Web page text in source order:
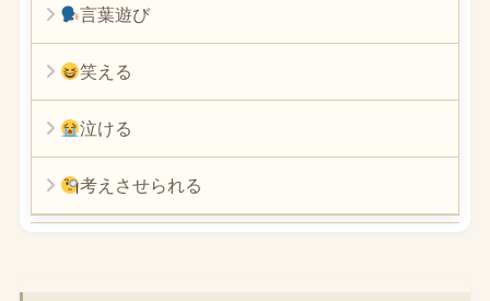
言葉遊び
笑える
泣ける
考えさせられる